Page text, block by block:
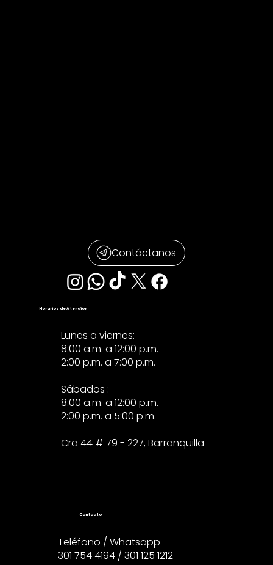
Horarios de Atención
Lunes a viernes:
8:00 a.m. a 12:00 p.m.
2:00 p.m. a 7:00 p.m.
Sábados :
8:00 a.m. a 12:00 p.m.
2:00 p.m. a 5:00 p.m.
Cra 44 # 79 - 227, Barranquilla
Contacto
Teléfono / Whatsapp
301 754 4194 / 301 125 1212
Contáctanos